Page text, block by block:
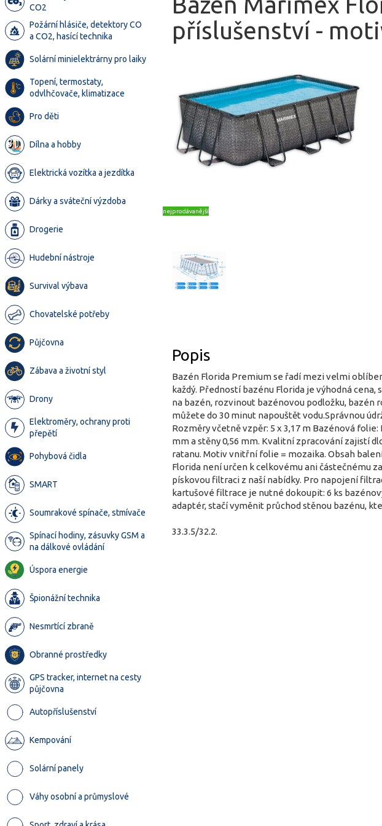
CO2
Požární hlásiče, detektory CO
a CO2, hasící technika
Solární minielektrárny pro laiky
Topení, termostaty,
odvlhčovače, klimatizace
Pro děti
Dílna a hobby
Elektrická vozítka a jezdítka
Dárky a sváteční výzdoba
Drogerie
Hudební nástroje
Survival výbava
Chovatelské potřeby
Půjčovna
Zábava a životní styl
Drony
Elektroměry, ochrany proti
přepětí
Pohybová čidla
SMART
Soumrakové spínače, stmívače
Spínací hodiny, zásuvky GSM a
na dálkové ovládání
Úspora energie
Špionážní technika
Nesmrtící zbraně
Obranné prostředky
GPS tracker, internet na cesty
půjčovna
Autopříslušenství
Kempování
Solární panely
Váhy osobní a průmyslové
příslušenství -
nejprodávanější
Popis
Bazén Florida Premium se řadí mezi velmi
každý. Předností bazénu Florida je výhodná
na bazén, rozvinout bazénovou podložku,
můžete do 30 minut napouštět vodu.Správnou
Rozměry včetně vzpěr: 5 x 3,17 m Bazénová
mm a stěny 0,56 mm. Kvalitní zpracování zajistí
ratanu. Motiv vnitřní folie = mozaika. Obsah
Florida není určen k celkovému ani částečnému
pískovou filtraci z naší nabídky. Pro napojení
kartušové filtrace je nutné dokoupit: 6 ks
adaptér, stačí vyměnit průchod stěnou bazénu,
33.3.5/32.2.